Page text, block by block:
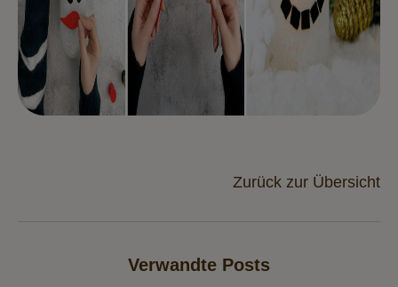
Zurück zur Übersicht
Verwandte Posts